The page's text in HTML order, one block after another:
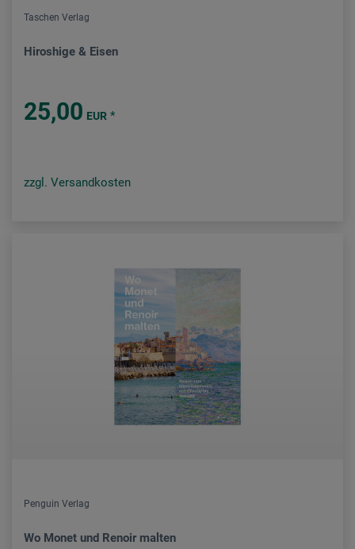
Taschen Verlag
Hiroshige & Eisen
25,00 EUR *
zzgl. Versandkosten
Penguin Verlag
Wo Monet und Renoir malten